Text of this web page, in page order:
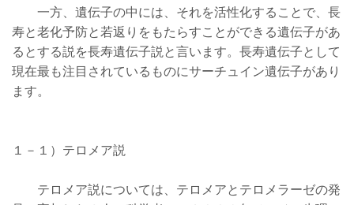
一方、遺伝子の中には、それを活性化することで、長
寿と老化予防と若返りをもたらすことができる遺伝子があ
るとする説を長寿遺伝子説と言います。長寿遺伝子として
現在最も注目されているものにサーチュイン遺伝子があり
ます。
１－１）テロメア説
テロメア説については、テロメアとテロメラーゼの発